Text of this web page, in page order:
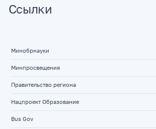
Ссылки
Минобрнауки
Минпросвещения
Правительство региона
Нацпроект Образование
Bus Gov